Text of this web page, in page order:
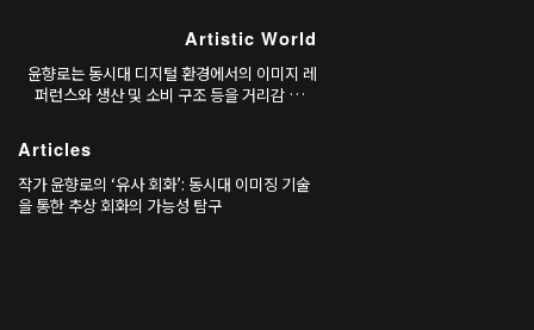
Artistic World
윤향로는 동시대 디지털 환경에서의 이미지 레
퍼런스와 생산 및 소비 구조 등을 거리감 있게
'Screenshot'(2017) 연작은 일본 애니메이션
의 특정 장면을 캡처한 후 반복적인 편집을 거쳐
비물질적 이미지를 낯
Articles
작가 윤향로의 ‘유사 회화’: 동시대 이미징 기술
을 통한 추상 회화의 가능성 탐구